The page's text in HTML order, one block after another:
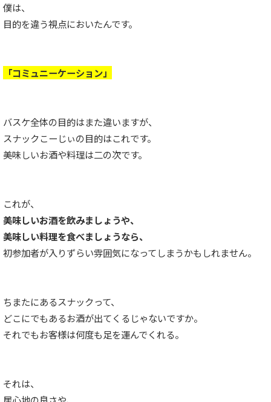
僕は、
目的を違う視点においたんです。
「コミュニーケーション」
バスケ全体の目的はまた違いますが、
スナックこーじぃの目的はこれです。
美味しいお酒や料理は二の次です。
これが、
美味しいお酒を飲みましょうや、
美味しい料理を食べましょうなら、
初参加者が入りずらい雰囲気になってしまうかもしれません。
ちまたにあるスナックって、
どこにでもあるお酒が出てくるじゃないですか。
それでもお客様は何度も足を運んでくれる。
それは、